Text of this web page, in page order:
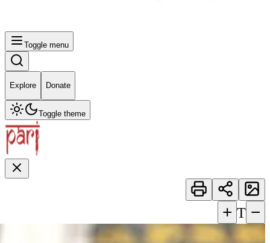
Toggle menu
Explore Donate
Toggle theme
−
T
+